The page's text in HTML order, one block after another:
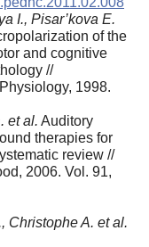
I., Pisar’kova E.
of the
and cognitive
//
1998.
et al. Auditory
therapies for
review //
2006. Vol. 91,
Christophe A. et al.